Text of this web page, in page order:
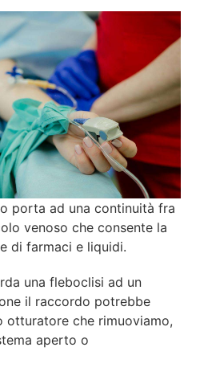
porta ad una continuità fra
venoso che consente la
di farmaci e liquidi.
una fleboclisi ad un
il raccordo potrebbe
otturatore che rimuoviamo,
aperto o